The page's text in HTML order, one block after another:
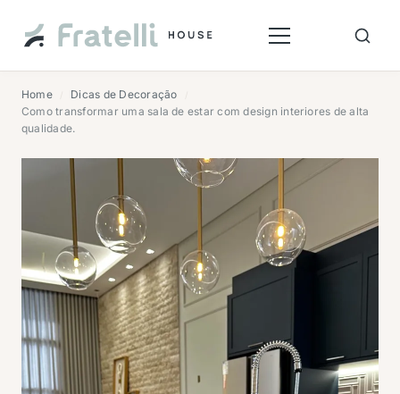
Home Dicas de Decoração
Como transformar uma sala de estar com design interiores de alta
qualidade.